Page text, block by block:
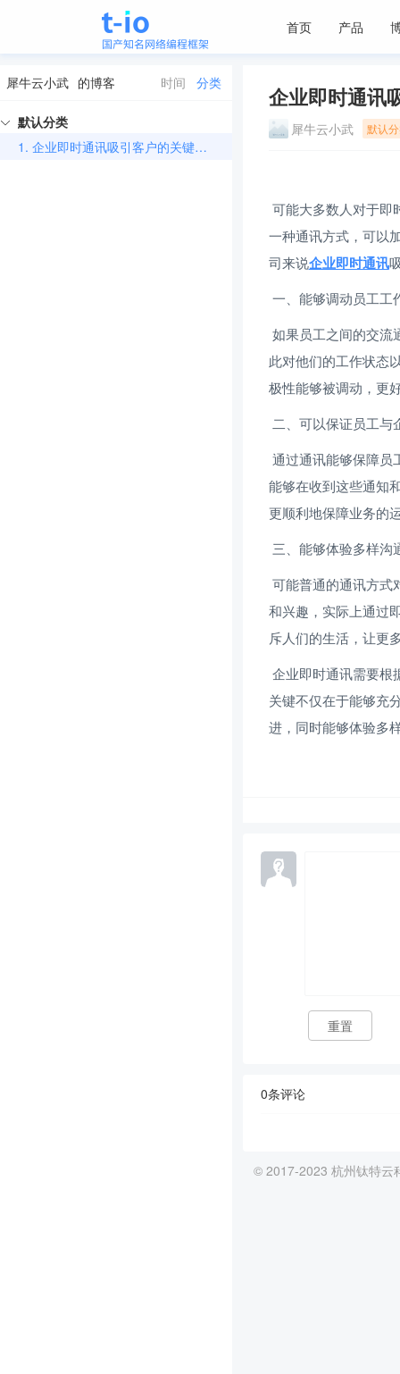
首页 产品
犀牛云小武 的博客 时间 分类
默认分类
1.
企业即时通讯吸引客户的关键有哪些
企业即时通讯
犀牛云小武 默认
一种通讯方式，可以
司来说企业即时通讯
一、能够调动员工工
此对他们的工作状态
极性能够被调动，更
二、可以保证员工与
能够在收到这些通知
更顺利地保障业务的
三、能够体验多样沟
和兴趣，实际上通过
斥人们的生活，让更
关键不仅在于能够充
进，同时能够体验多
重置
0条评论
© 2017-2023 杭州钛特云